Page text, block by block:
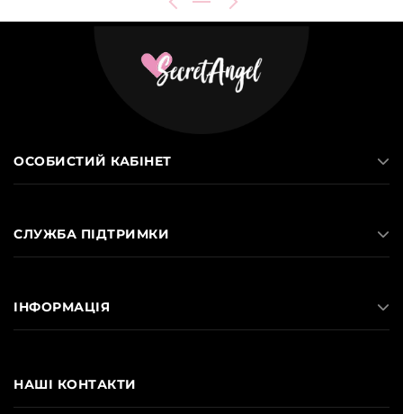
НАШІ КОНТАКТИ
ОСОБИСТИЙ КАБІНЕТ
СЛУЖБА ПІДТРИМКИ
ІНФОРМАЦІЯ